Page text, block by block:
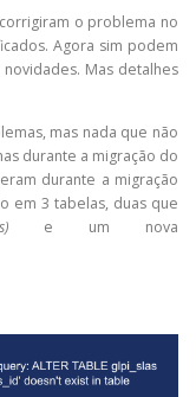
o problema no
Agora sim podem
Mas detalhes
mas nada que não
durante a migração do
durante a migração
em 3 tabelas, duas que
e um nova